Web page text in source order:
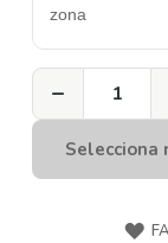
zona
−
Selecciona